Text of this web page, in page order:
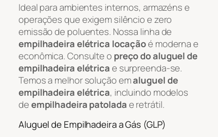
Ideal para ambientes internos, armazéns e
operações que exigem silêncio e zero
emissão de poluentes. Nossa linha de
empilhadeira elétrica locaçãoé moderna e
econômica. Consulte o preço do aluguel de
empilhadeira elétricae surpreenda-se.
Temos a melhor solução emaluguel de
empilhadeira elétrica, incluindo modelos
deempilhadeira patoladae retrátil.
Aluguel de Empilhadeira a Gás (GLP)